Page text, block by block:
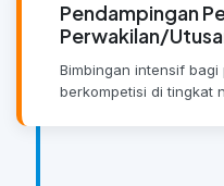
Pendampingan
Perwakilan/
Bimbingan intensif
berkompetisi di tingkat